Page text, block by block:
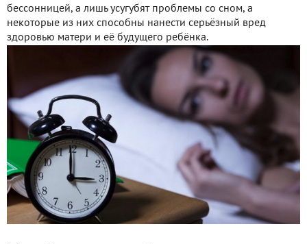
бессонницей, а лишь усугубят проблемы со сном, а
некоторые из них способны нанести серьёзный вред
здоровью матери и её будущего ребёнка.